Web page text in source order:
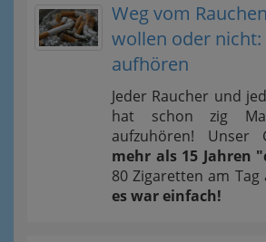
Weg vom
wollen oder nicht:
aufhören
Jeder Raucher und
hat schon zig
aufzuhören! Unser
mehr als 15 Jahren
80 Zigaretten am
es war einfach!